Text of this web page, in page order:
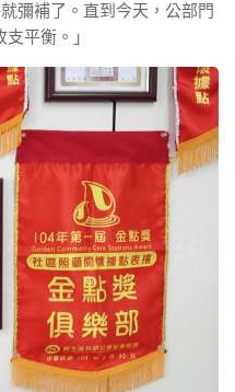
彌補了。直到今天，公部門
平衡。」